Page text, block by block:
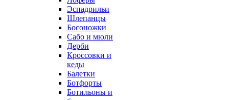
Эспадрильи
Шлепанцы
Босоножки
Сабо и мюли
Дерби
Кроссовки и
кеды
Балетки
Ботфорты
Ботильоны и